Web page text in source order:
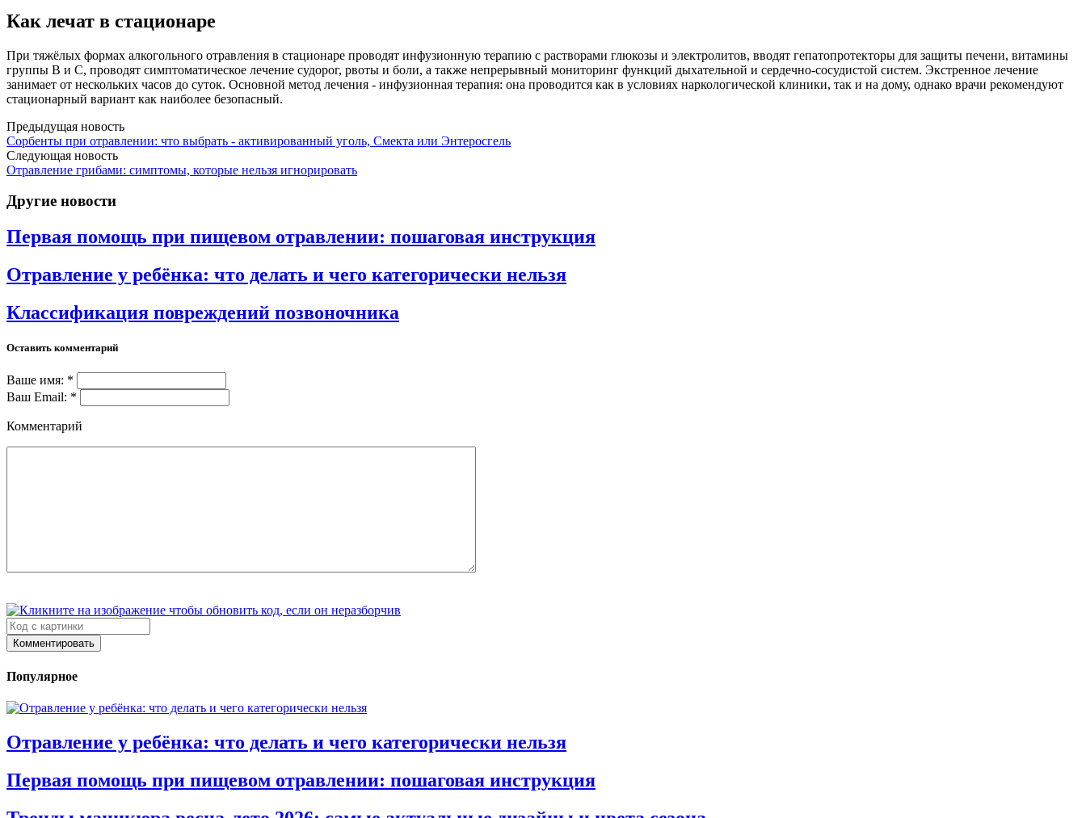
Как лечат в стационаре
При тяжёлых формах алкогольного отравления в стационаре проводят инфузионную терапию с растворами глюкозы и электролитов, вводят гепатопротекторы для защиты печени, витамины
группы B и C, проводят симптоматическое лечение судорог, рвоты и боли, а также непрерывный мониторинг функций дыхательной и сердечно-сосудистой систем. Экстренное лечение
занимает от нескольких часов до суток. Основной метод лечения - инфузионная терапия: она проводится как в условиях наркологической клиники, так и на дому, однако врачи рекомендуют
стационарный вариант как наиболее безопасный.
Предыдущая новость
Сорбенты при отравлении: что выбрать - активированный уголь, Смекта или Энтеросгель
Следующая новость
Отравление грибами: симптомы, которые нельзя игнорировать
Другие новости
Первая помощь при пищевом отравлении: пошаговая инструкция
Отравление у ребёнка: что делать и чего категорически нельзя
Классификация повреждений позвоночника
Оставить комментарий
Ваше имя: *
Ваш Email: *
Комментарий
Комментировать
Популярное
Отравление у ребёнка: что делать и чего категорически нельзя
Первая помощь при пищевом отравлении: пошаговая инструкция